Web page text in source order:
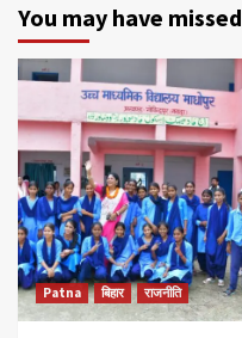
You may have missed
Patna बिहार राजनीति